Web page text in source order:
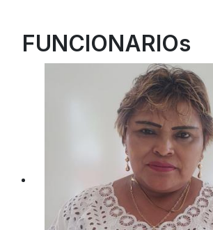
FUNCIONARIOs